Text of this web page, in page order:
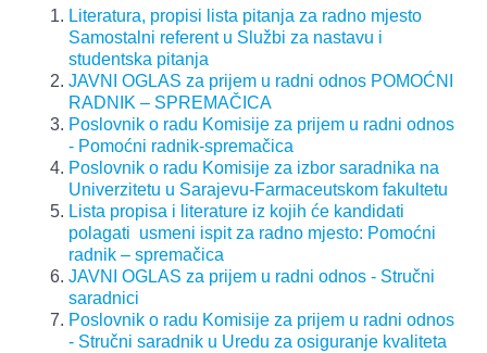
Literatura, propisi lista pitanja za radno mjesto
Samostalni referent u Službi za nastavu i
studentska pitanja
JAVNI OGLAS za prijem u radni odnos POMOĆNI
RADNIK – SPREMAČICA
Poslovnik o radu Komisije za prijem u radni odnos
- Pomoćni radnik-spremačica
Poslovnik o radu Komisije za izbor saradnika na
Univerzitetu u Sarajevu-Farmaceutskom fakultetu
Lista propisa i literature iz kojih će kandidati
polagati usmeni ispit za radno mjesto: Pomoćni
radnik – spremačica
JAVNI OGLAS za prijem u radni odnos - Stručni
saradnici
Poslovnik o radu Komisije za prijem u radni odnos
- Stručni saradnik u Uredu za osiguranje kvaliteta